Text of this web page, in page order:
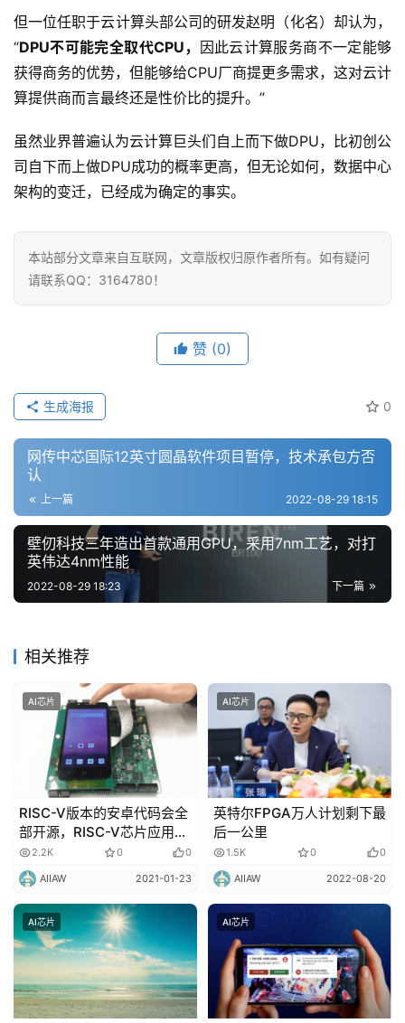
但一位任职于云计算头部公司的研发赵明（化名）却认为，
“DPU不可能完全取代CPU， 因此云计算服务商不一定能够
获得商务的优势，但能够给CPU厂商提更多需求，这对云计
算提供商而言最终还是性价比的提升。”
虽然业界普遍认为云计算巨头们自上而下做DPU，比初创公
司自下而上做DPU成功的概率更高，但无论如何，数据中心
架构的变迁，已经成为确定的事实。
本站部分文章来自互联网，文章版权归原作者所有。如有疑问
请联系QQ：3164780！
赞 (0)
0
生成海报
网传中芯国际12英寸圆晶软件项目暂停，技术承包方否
认
上一篇 2022-08-29 18:15
壁仞科技三年造出首款通用GPU，采用7nm工艺，对打
英伟达4nm性能
下一篇
2022-08-29 18:23
相关推荐
AI芯片
RISC-V版本的安卓代码会全
部开源，RISC-V芯片应用在
手机、PC上就更值得期待
了！
2.2K 0 0
AIIAW 2021-01-23
AI芯片
英特尔FPGA万人计划剩下最
后一公里
1.5K 0 0
AIIAW 2022-08-20
AI芯片 AI芯片